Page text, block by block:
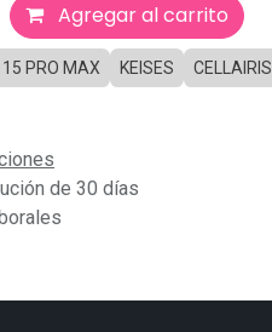
Agregar al carrito
15 PRO MAX KEISES CELLAIRIS
de 30 días